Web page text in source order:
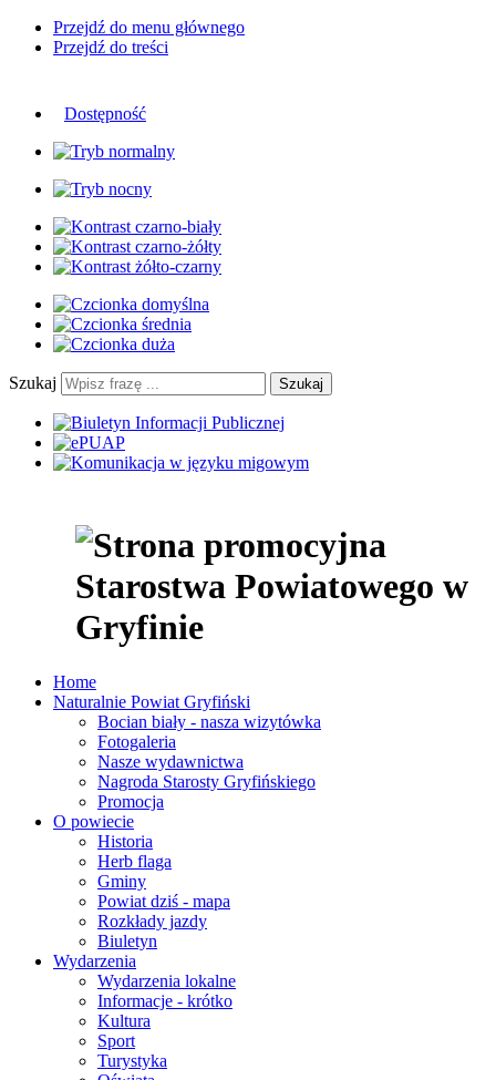
Przejdź do menu głównego
Przejdź do treści
Dostępność
Szukaj Szukaj
Home
Naturalnie Powiat Gryfiński
Bocian biały - nasza wizytówka
Fotogaleria
Nasze wydawnictwa
Nagroda Starosty Gryfińskiego
Promocja
O powiecie
Historia
Herb flaga
Gminy
Powiat dziś - mapa
Rozkłady jazdy
Biuletyn
Wydarzenia
Wydarzenia lokalne
Informacje - krótko
Kultura
Sport
Turystyka